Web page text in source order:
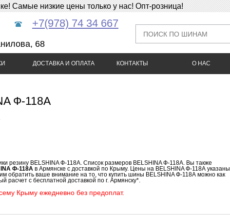
Самые низкие цены только у нас! Опт-розница!
+7(978) 74 34 667
68
ДОСТАВКА И ОПЛАТА КОНТАКТЫ О НАС
Ф-118А
резину BELSHINA Ф-118А. Список размеров BELSHINA Ф-118А. Вы также
Ф-118А в Армянске с доставкой по Крыму. Цены на BELSHINA Ф-118А указаны
обратить ваше внимание на то, что купить шины BELSHINA Ф-118А можно как
расчет с бесплатной доставкой по г. Армянску*.
Крыму ежедневно без предоплат.